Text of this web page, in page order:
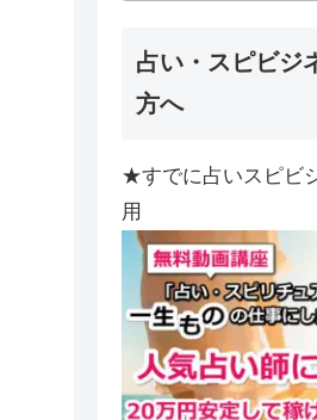
占い・スピビジ
方へ
★すでに占いスピビ
用